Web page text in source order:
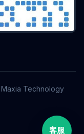
Technology
客服